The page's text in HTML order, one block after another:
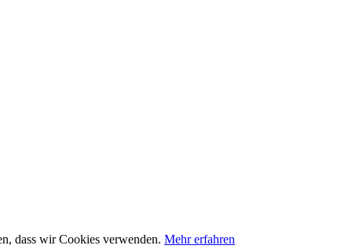
dass wir Cookies verwenden. Mehr erfahren